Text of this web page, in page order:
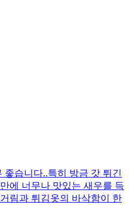
좋습니다..특히 방금 갓 튀긴
에 너무나 맛있는 새우를 득
림과 튀김옷의 바삭함이 한